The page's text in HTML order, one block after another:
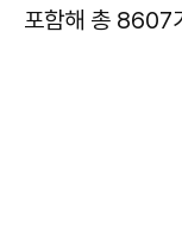
포함해 총 8607